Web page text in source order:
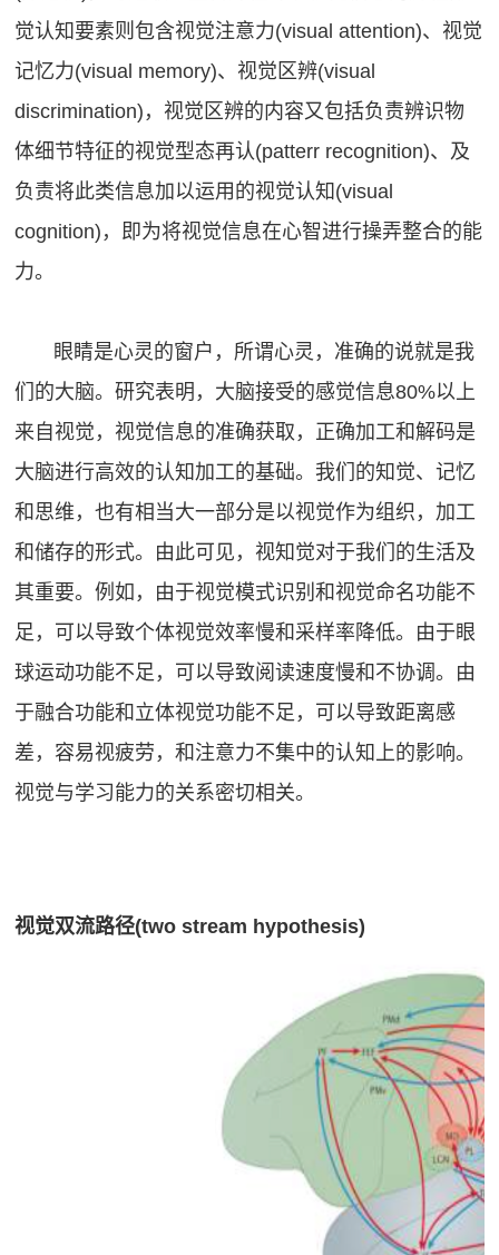
觉认知要素则包含视觉注意力(visual attention)、视觉
记忆力(visual memory)、视觉区辨(visual
discrimination)，视觉区辨的内容又包括负责辨识物
体细节特征的视觉型态再认(patterr recognition)、及
负责将此类信息加以运用的视觉认知(visual
cognition)，即为将视觉信息在心智进行操弄整合的能
力。
眼睛是心灵的窗户，所谓心灵，准确的说就是我
们的大脑。研究表明，大脑接受的感觉信息80%以上
来自视觉，视觉信息的准确获取，正确加工和解码是
大脑进行高效的认知加工的基础。我们的知觉、记忆
和思维，也有相当大一部分是以视觉作为组织，加工
和储存的形式。由此可见，视知觉对于我们的生活及
其重要。例如，由于视觉模式识别和视觉命名功能不
足，可以导致个体视觉效率慢和采样率降低。由于眼
球运动功能不足，可以导致阅读速度慢和不协调。由
于融合功能和立体视觉功能不足，可以导致距离感
差，容易视疲劳，和注意力不集中的认知上的影响。
视觉与学习能力的关系密切相关。
视觉双流路径(two stream hypothesis)